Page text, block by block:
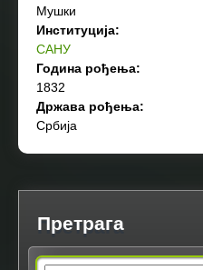
Мушки
Институција:
САНУ
Година рођења:
1832
Држава рођења:
Србија
Претрага